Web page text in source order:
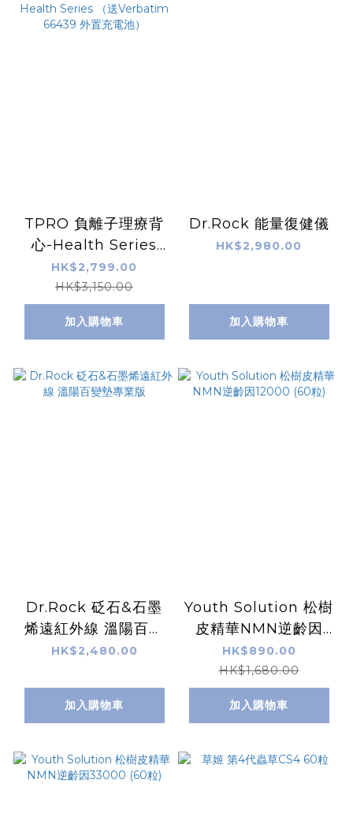
TPRO 負離子理療背
心-Health Series
（送Verbatim
66439 外置充電池）
HK$2,799.00
HK$3,150.00
加入購物車
Dr.Rock 能量復健儀
HK$2,980.00
加入購物車
Dr.Rock 砭石&石墨
烯遠紅外線 溫陽百變
墊專業版
HK$2,480.00
加入購物車
Youth Solution 松樹
皮精華NMN逆齡因
12000 (60粒)
HK$890.00
HK$1,680.00
加入購物車